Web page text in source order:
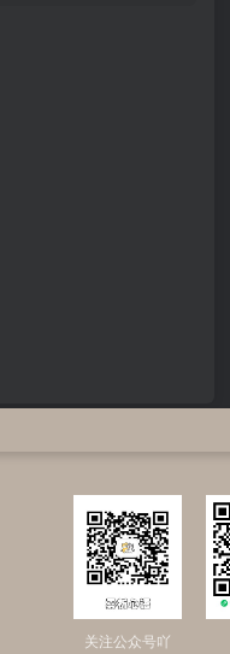
关注公众号吖